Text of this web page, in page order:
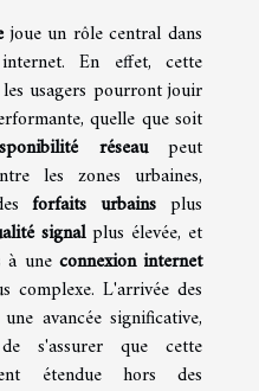
joue un rôle central dans
En effet, cette
usagers pourront jouir
quelle que soit
réseaupeut
les zones urbaines,
forfaits urbains plus
signalplus élevée, et
à une connexion internet
L'arrivée des
avancée significative,
s'assurer que cette
étendue hors des